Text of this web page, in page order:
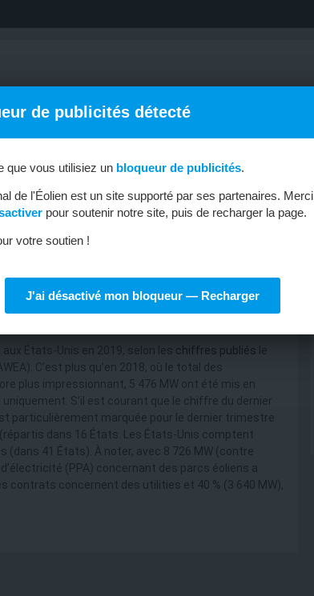
D’EMPLOI MÉTIERS & FORMATIONS
États-Unis en 2019, selon les chiffres publiés
C’est plus qu’en 2018, où le total des
plus impressionnant, 5 476 MW ont été mis en
S’il est courant que le chiffre du dernier
particulièrement marquée pour le dernier trimestre
dans 16 États. Les États-Unis comptent
(dans 41 États). À noter, avec 8 726 MW (contre
(PPA) concernant des parcs éoliens a
contrats concernent des utilities et 40 % (3 640 MW),
de publicités détecté
que vous utilisiez un bloqueur de publicités.
de l'Éolien est un site supporté par ses partenaires. Merci
pour soutenir notre site, puis de recharger la page.
votre soutien !
J'ai désactivé mon bloqueur — Recharger